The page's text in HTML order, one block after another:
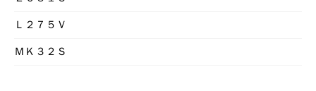
Ｌ２７５Ｖ
ＭＫ３２Ｓ